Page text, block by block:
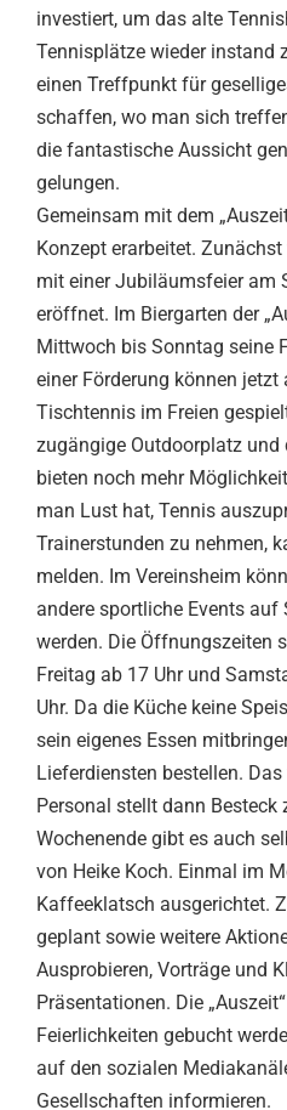
investiert, um das alte
Tennisplätze wieder instand
einen Treffpunkt für
schaffen, wo man sich
die fantastische Aussicht
gelungen.
Gemeinsam mit dem
Konzept erarbeitet.
mit einer Jubiläumsfeier am
eröffnet. Im Biergarten der
Mittwoch bis Sonntag seine
einer Förderung können jetzt
Tischtennis im Freien
zugängige Outdoorplatz und
bieten noch mehr
man Lust hat, Tennis
Trainerstunden zu nehmen,
melden. Im Vereinsheim
andere sportliche Events
werden. Die Öffnungszeiten
Freitag ab 17 Uhr und
Uhr. Da die Küche keine
sein eigenes Essen
Lieferdiensten bestellen.
Personal stellt dann Besteck
Wochenende gibt es auch
von Heike Koch. Einmal im
Kaffeeklatsch ausgerichtet.
geplant sowie weitere
Ausprobieren, Vorträge und
Präsentationen. Die
Feierlichkeiten gebucht
auf den sozialen
Gesellschaften informieren.